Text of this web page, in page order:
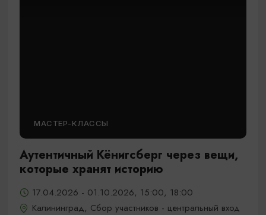
МАСТЕР-КЛАССЫ
Аутентичный Кёнигсберг через вещи,
которые хранят историю
17.04.2026 - 01.10.2026, 15:00, 18:00
Калининград, Сбор участников - центральный вход